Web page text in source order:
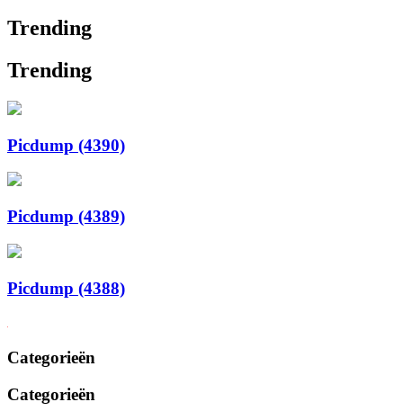
Trending
Trending
Picdump (4390)
Picdump (4389)
Picdump (4388)
Categorieën
Categorieën